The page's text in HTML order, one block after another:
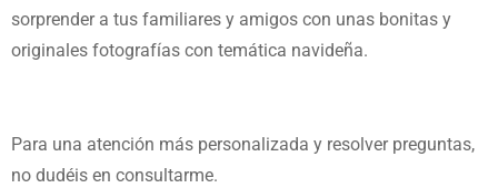
sorprender a tus familiares y amigos con unas bonitas y
originales fotografías con temática navideña.
Para una atención más personalizada y resolver preguntas,
no dudéis en consultarme.